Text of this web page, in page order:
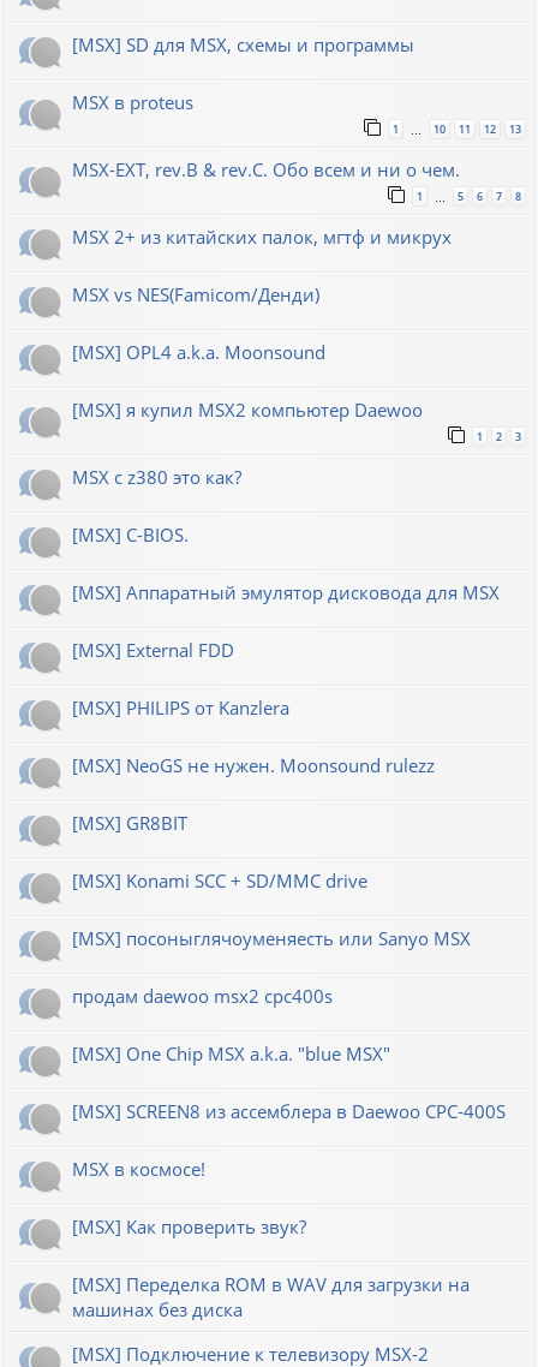
[MSX] SD для MSX, схемы и программы
MSX в proteus
1 10 11 12 13
MSX-EXT, rev.B & rev.C. Обо всем и ни о чем.
1 5 6 7 8
MSX 2+ из китайских палок, мгтф и микрух
MSX vs NES(Famicom/Денди)
[MSX] OPL4 a.k.a. Moonsound
[MSX] я купил MSX2 компьютер Daewoo
1 2 3
MSX с z380 это как?
[MSX] C-BIOS.
[MSX] Аппаратный эмулятор дисковода для MSX
[MSX] External FDD
[MSX] PHILIPS от Kanzlera
[MSX] NeoGS не нужен. Moonsound rulezz
[MSX] GR8BIT
[MSX] Konami SCC + SD/MMC drive
[MSX] посоныглячоуменяесть или Sanyo MSX
продам daewoo msx2 cpc400s
[MSX] One Chip MSX a.k.a. "blue MSX"
[MSX] SCREEN8 из ассемблера в Daewoo CPC-400S
MSX в космосе!
[MSX] Как проверить звук?
[MSX] Переделка ROM в WAV для загрузки на
машинах без диска
[MSX] Подключение к телевизору MSX-2